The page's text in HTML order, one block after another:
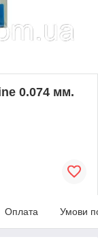
0.074 мм.
Оплата Умови